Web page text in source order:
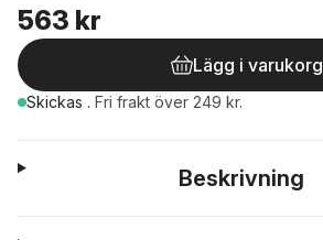
563 kr
Lägg i varukorg
Skickas . Fri frakt över 249 kr.
Beskrivning